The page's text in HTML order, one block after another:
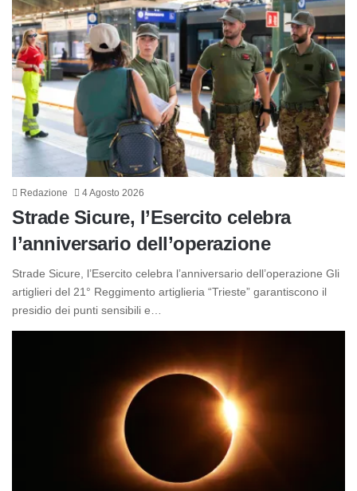
Redazione 4 Agosto 2026
Strade Sicure, l’Esercito celebra
l’anniversario dell’operazione
Strade Sicure, l’Esercito celebra l’anniversario dell’operazione Gli
artiglieri del 21° Reggimento artiglieria “Trieste” garantiscono il
presidio dei punti sensibili e…